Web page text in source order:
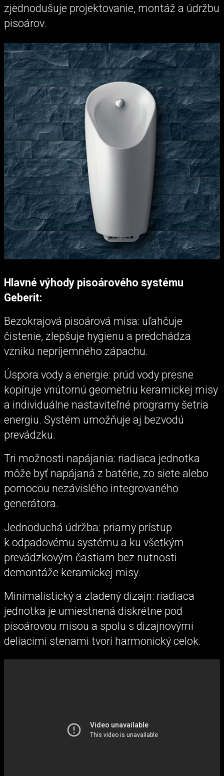
zjednodušuje projektovanie, montáž a údržbu
pisoárov.
Hlavné výhody pisoárového systému
Geberit:
Bezokrajová pisoárová misa: uľahčuje
čistenie, zlepšuje hygienu a predchádza
vzniku nepríjemného zápachu.
Úspora vody a energie: prúd vody presne
kopíruje vnútornú geometriu keramickej misy
a individuálne nastaviteľné programy šetria
energiu. Systém umožňuje aj bezvodú
prevádzku.
Tri možnosti napájania: riadiaca jednotka
môže byť napájaná z batérie, zo siete alebo
pomocou nezávislého integrovaného
generátora.
Jednoduchá údržba: priamy prístup
k odpadovému systému a ku všetkým
prevádzkovým častiam bez nutnosti
demontáže keramickej misy.
Minimalistický a zladený dizajn: riadiaca
jednotka je umiestnená diskrétne pod
pisoárovou misou a spolu s dizajnovými
deliacimi stenami tvorí harmonický celok.